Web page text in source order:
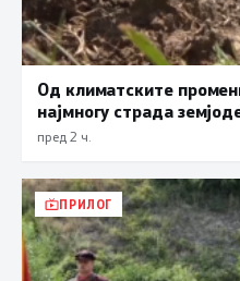
Од климатските
најмногу страда
пред 2 ч.
ПРИЛОГ